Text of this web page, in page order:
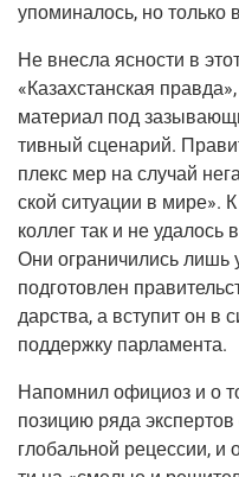
упо­ми­на­лось, но толь­ко
Не внес­ла ясно­сти в
«Казах­стан­ская
мате­ри­ал под
тив­ный сце­на­рий.
плекс мер на слу­чай
ской ситу­а­ции в мире».
кол­лег так и не уда­лось
Они огра­ни­чи­лись лишь
под­го­тов­лен
дар­ства, а всту­пит он в
под­держ­ку парламента.
Напом­нил офи­ци­оз и о
пози­цию ряда
гло­баль­ной рецес­сии, и